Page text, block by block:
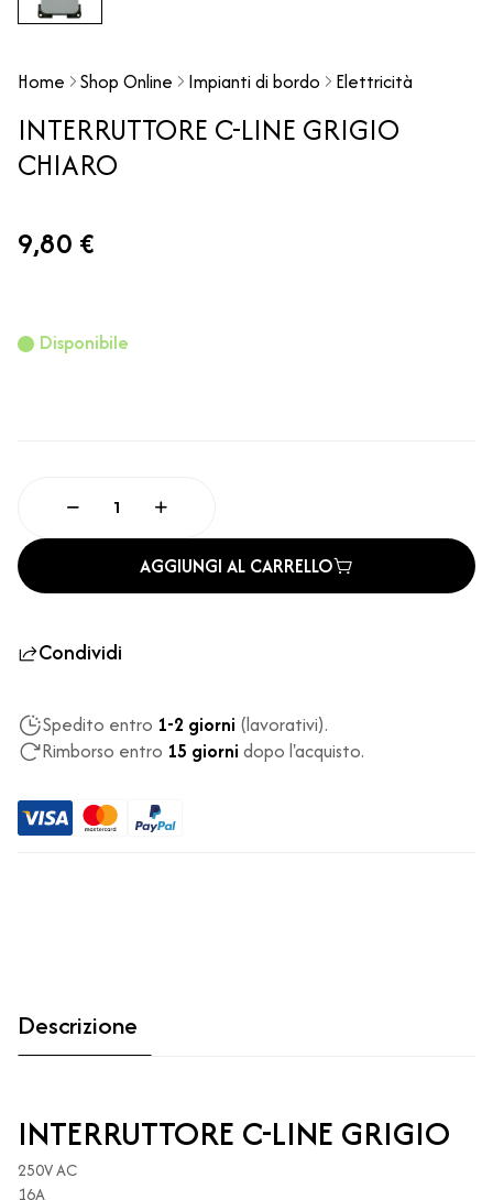
Home Shop Online Impianti di bordo Elettricità
INTERRUTTORE C-LINE GRIGIO
CHIARO
9,80 €
Disponibile
AGGIUNGI AL CARRELLO
Condividi
Spedito entro 1-2 giorni (lavorativi).
Rimborso entro 15 giorni dopo l'acquisto.
Descrizione
INTERRUTTORE C-LINE GRIGIO
250V AC
16A